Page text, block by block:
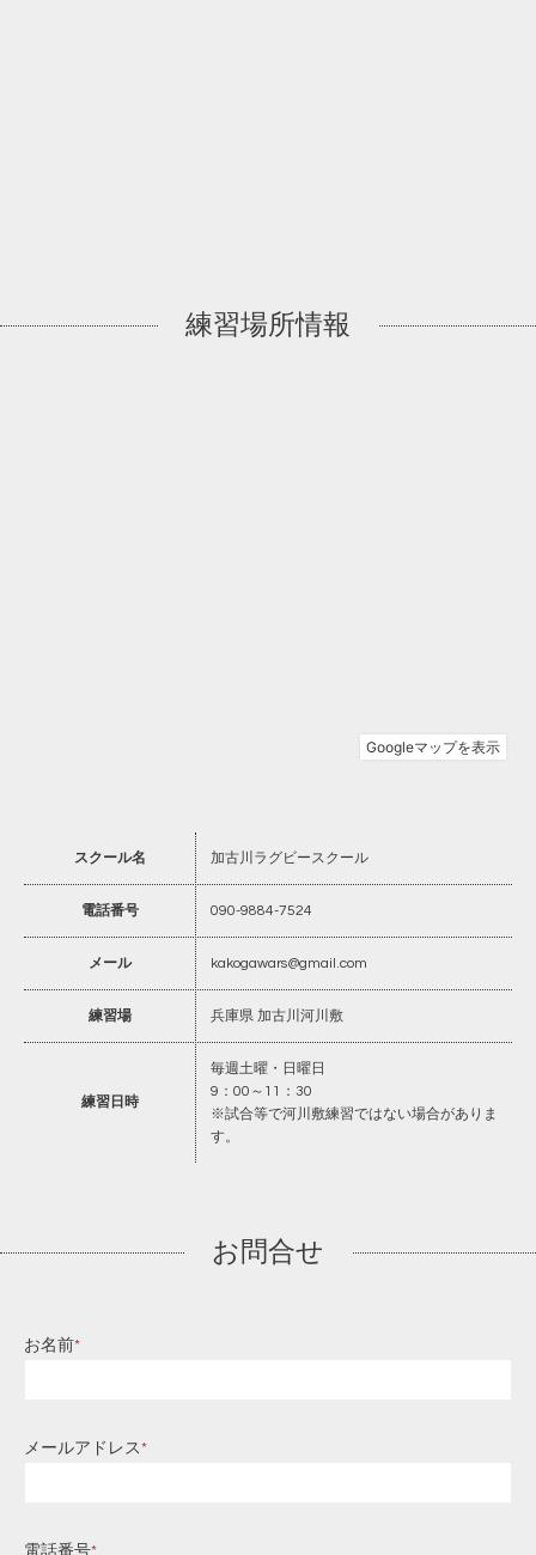
練習場所情報
スクール名 加古川ラグビースクール
電話番号 090-9884-7524
メール kakogawars@gmail.com
練習場 兵庫県 加古川河川敷
練習日時
毎週土曜・日曜日
9：00～11：30
※試合等で河川敷練習ではない場合がありま
す。
お問合せ
お名前*
メールアドレス*
電話番号*